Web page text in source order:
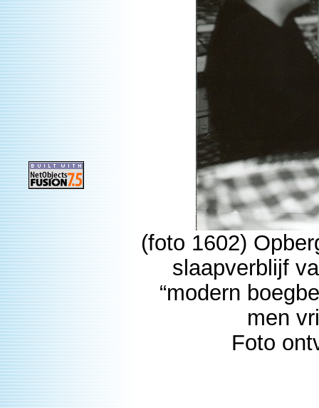
(foto 1602)
slaapverblijf
“modern
men
Foto